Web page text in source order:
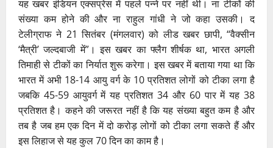
यह खबर इंडियन एक्सप्रेस में पहले पन्ने पर नहीं थी। ना टीकों की
संख्या कम होने की और ना राहुल गांधी ने जो कहा उसकी। द
टेलीग्राफ ने 21 सितंबर (मंगलवार) को लीड खबर छापी, “वैक्सीन
‘मैत्री’ जल्दबाजी में”। इस खबर का फ्लैग शीर्षक था, भारत अगली
तिमाही से टीकों का निर्यात शुरू करेगा। इस खबर में बताया गया था कि
भारत में अभी 18-14 आयु वर्ग के 10 प्रतिशत लोगों को टीका लगा है
जबकि 45-59 आयुवर्ग में यह प्रतिशत 34 और 60 पार में यह 38
प्रतिशत है। कहने की जरूरत नहीं है कि यह संख्या बहुत कम है और
तब है जब हम एक दिन में दो करोड़ लोगों को टीका लगा सकते हैं और
इस लिहाज से यह कुल 70 दिन का काम है।